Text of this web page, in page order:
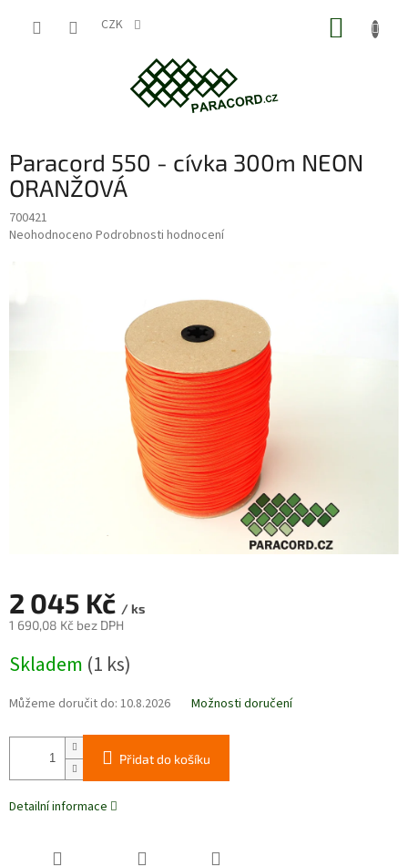
CZK
Paracord 550 - cívka 300m NEON
ORANŽOVÁ
700421
Průměrné
0,0
Neohodnoceno Podrobnosti hodnocení
2 045 Kč / ks
1 690,08 Kč bez DPH
cena:
Skladem (1 ks)
Můžeme doručit do: 10.8.2026 Možnosti doručení
Přidat do košíku
Detailní informace